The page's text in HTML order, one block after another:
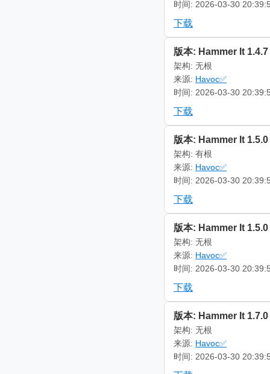
时间: 2026-03-30
下载
版本: Hammer It 1.4.7
架构: 无根
来源: Havoc✅
时间: 2026-03-30
下载
版本: Hammer It 1.5.0
架构: 有根
来源: Havoc✅
时间: 2026-03-30
下载
版本: Hammer It 1.5.0
架构: 无根
来源: Havoc✅
时间: 2026-03-30
下载
版本: Hammer It 1.7.0
架构: 无根
来源: Havoc✅
时间: 2026-03-30